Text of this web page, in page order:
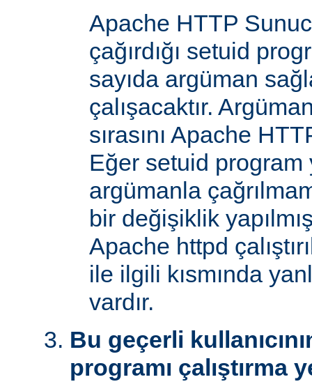
Apache HTTP
çağırdığı setuid
sayıda argüman
çalışacaktır.
sırasını Apache
Eğer setuid program
argümanla
bir değişiklik
Apache httpd
ile ilgili kısmında
vardır.
Bu geçerli
programı çalıştırma